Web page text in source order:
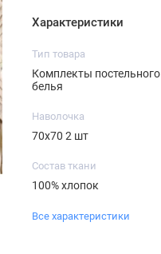
Характеристики
Тип товара
Комплекты постельного
белья
Наволочка
70х70 2 шт
Состав ткани
100% хлопок
Все характеристики